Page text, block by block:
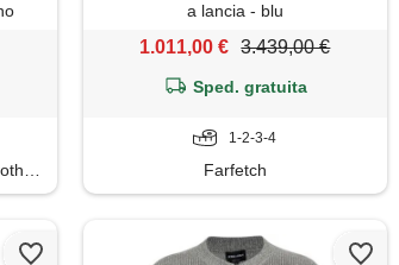
a lancia - blu
1.011,00 € 3.439,00 €
Sped. gratuita
1-2-3-4
Farfetch